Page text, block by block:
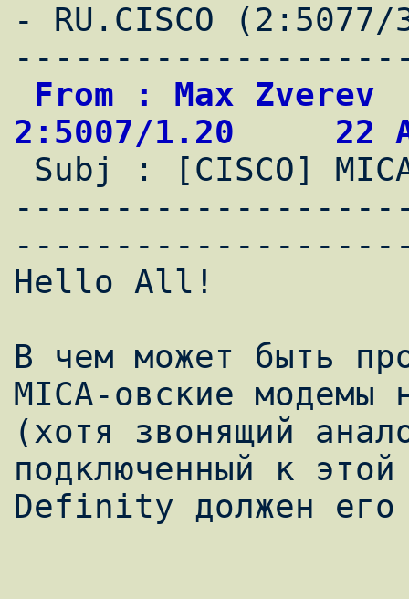
- RU.CISCO
2:5007/1.20     22
Hello All!
В чем может быть
MICA-овские модемы
(хотя звонящий
подключенный к
Definity должен его